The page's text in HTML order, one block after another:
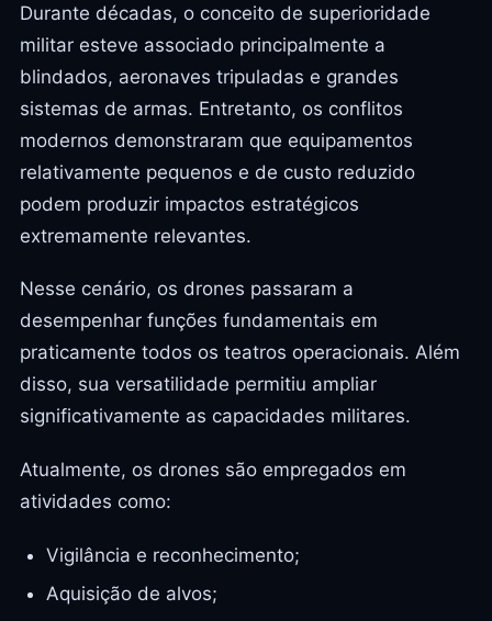
Durante décadas, o conceito de superioridade
militar esteve associado principalmente a
blindados, aeronaves tripuladas e grandes
sistemas de armas. Entretanto, os conflitos
modernos demonstraram que equipamentos
relativamente pequenos e de custo reduzido
podem produzir impactos estratégicos
extremamente relevantes.
Nesse cenário, os drones passaram a
desempenhar funções fundamentais em
praticamente todos os teatros operacionais. Além
disso, sua versatilidade permitiu ampliar
significativamente as capacidades militares.
Atualmente, os drones são empregados em
atividades como:
Vigilância e reconhecimento;
Aquisição de alvos;